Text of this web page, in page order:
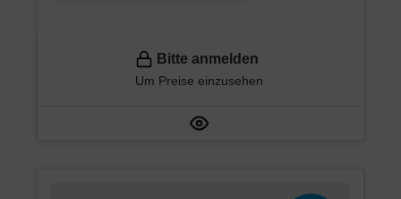
Bitte anmelden
Um Preise einzusehen